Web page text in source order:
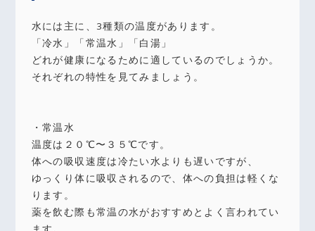
水には主に、3種類の温度があります。
「冷水」「常温水」「白湯」
どれが健康になるために適しているのでしょうか。
それぞれの特性を見てみましょう。
・常温水
温度は２０℃〜３５℃です。
体への吸収速度は冷たい水よりも遅いですが、
ゆっくり体に吸収されるので、体への負担は軽くな
ります。
薬を飲む際も常温の水がおすすめとよく言われてい